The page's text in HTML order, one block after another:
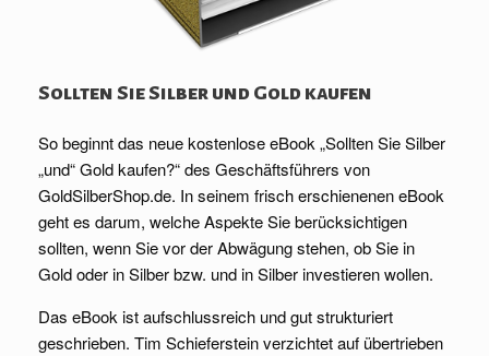
Sollten Sie Silber und Gold kaufen
So beginnt das neue kostenlose eBook „Sollten Sie Silber
„und“ Gold kaufen?“ des Geschäftsführers von
GoldSilberShop.de. In seinem frisch erschienenen eBook
geht es darum, welche Aspekte Sie berücksichtigen
sollten, wenn Sie vor der Abwägung stehen, ob Sie in
Gold oder in Silber bzw. und in Silber investieren wollen.
Das eBook ist aufschlussreich und gut strukturiert
geschrieben. Tim Schieferstein verzichtet auf übertrieben